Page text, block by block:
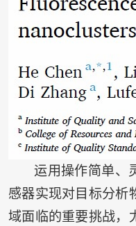
运用操作简单、
感器实现对目标分析
域面临的重要挑战，